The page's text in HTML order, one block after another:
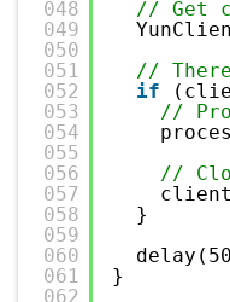
048
049
050
051
052
053
054
055
056
057
058
059
060
061
062
// Get
//
if
//
//
}
}